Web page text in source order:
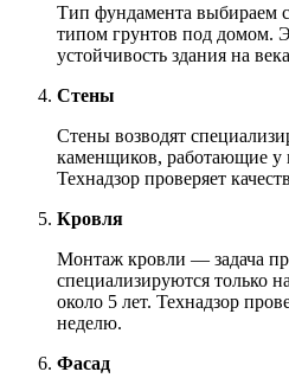
Тип фундамента выбираем
типом грунтов под домом.
устойчивость здания на
Стены
Стены возводят
каменщиков, работающие у
Технадзор проверяет
Кровля
Монтаж кровли — задача
специализируются только
около 5 лет. Технадзор
неделю.
Фасад